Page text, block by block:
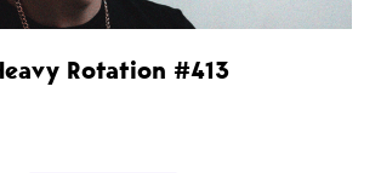
Rotation #413